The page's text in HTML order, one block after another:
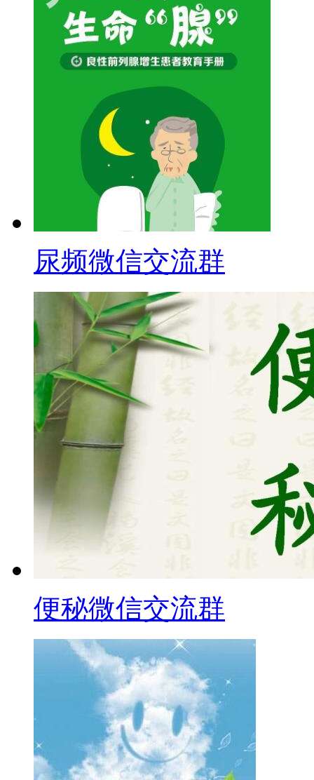
尿频微信交流群
便秘微信交流群